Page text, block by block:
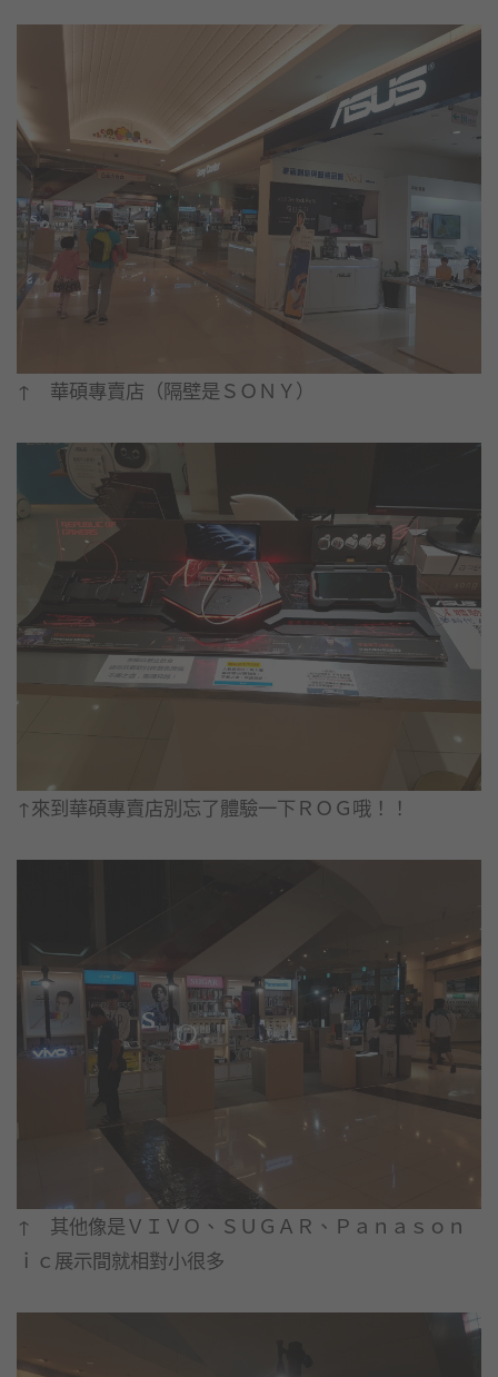
↑ 華碩專賣店（隔壁是ＳＯＮＹ）
↑來到華碩專賣店別忘了體驗一下ＲＯＧ哦！！
↑ 其他像是ＶＩＶＯ、ＳＵＧＡＲ、Ｐａｎａｓｏｎ
ｉｃ展示間就相對小很多